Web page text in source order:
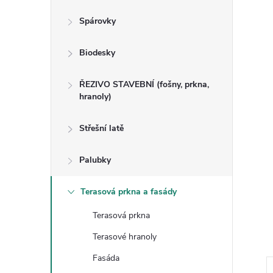
Spárovky
Biodesky
ŘEZIVO STAVEBNÍ (fošny, prkna,
hranoly)
Střešní latě
Palubky
Terasová prkna a fasády
Terasová prkna
Terasové hranoly
Fasáda